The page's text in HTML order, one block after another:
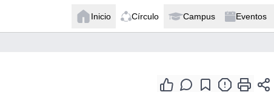
Inicio Círculo Campus Eventos